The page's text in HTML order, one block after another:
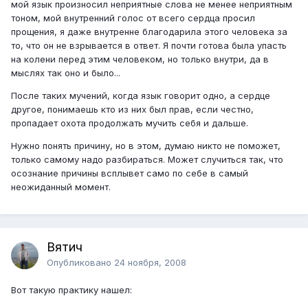
мой язык произносил неприятные слова не менее неприятным
тоном, мой внутренний голос от всего сердца просил
прощения, я даже внутренне благодарила этого человека за
то, что он не взрывается в ответ. Я почти готова была упасть
на колени перед этим человеком, но только внутри, да в
мыслях так оно и было...
После таких мучений, когда язык говорит одно, а сердце
другое, понимаешь кто из них был прав, если честно,
пропадает охота продолжать мучить себя и дальше.
Нужно понять причину, но в этом, думаю никто не поможет,
только самому надо разбираться. Может случиться так, что
осознание причины всплывет само по себе в самый
неожиданный момент.
Вятич
Опубликовано 24 ноября, 2008
Вот такую практику нашел: